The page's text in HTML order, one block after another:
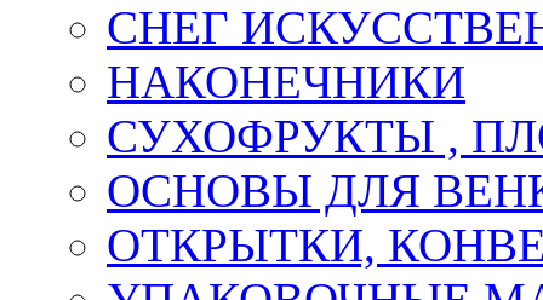
СНЕГ
НАКОНЕЧНИКИ
СУХОФРУКТЫ ,
ОСНОВЫ ДЛЯ
ОТКРЫТКИ,